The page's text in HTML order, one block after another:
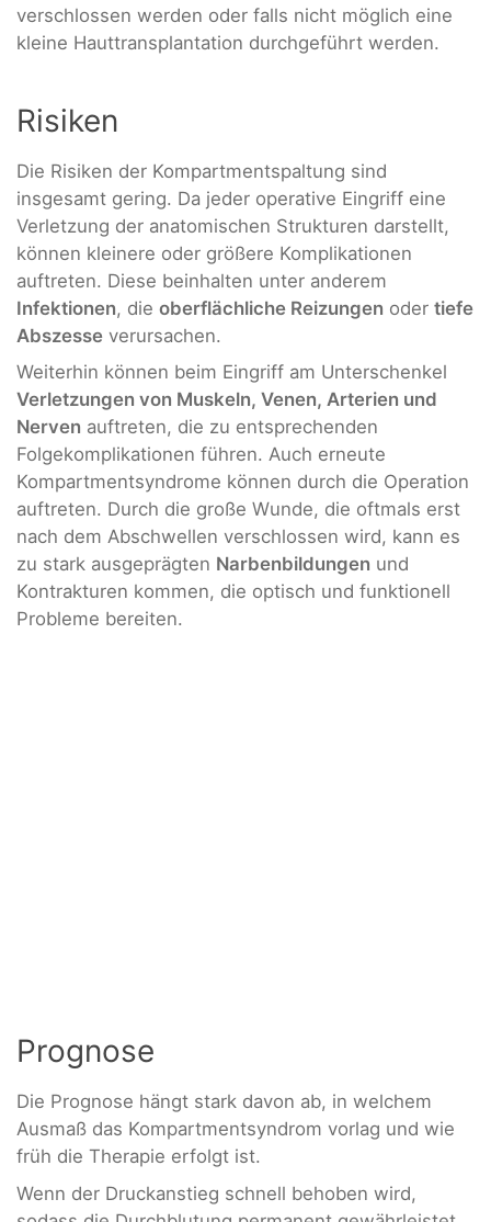
verschlossen werden oder falls nicht möglich eine
kleine Hauttransplantation durchgeführt werden.
Risiken
Die Risiken der Kompartmentspaltung sind
insgesamt gering. Da jeder operative Eingriff eine
Verletzung der anatomischen Strukturen darstellt,
können kleinere oder größere Komplikationen
auftreten. Diese beinhalten unter anderem
Infektionen, die oberflächliche Reizungen oder tiefe
Abszesse verursachen.
Weiterhin können beim Eingriff am Unterschenkel
Verletzungen von Muskeln, Venen, Arterien und
Nerven auftreten, die zu entsprechenden
Folgekomplikationen führen. Auch erneute
Kompartmentsyndrome können durch die Operation
auftreten. Durch die große Wunde, die oftmals erst
nach dem Abschwellen verschlossen wird, kann es
zu stark ausgeprägten Narbenbildungen und
Kontrakturen kommen, die optisch und funktionell
Probleme bereiten.
Prognose
Die Prognose hängt stark davon ab, in welchem
Ausmaß das Kompartmentsyndrom vorlag und wie
früh die Therapie erfolgt ist.
Wenn der Druckanstieg schnell behoben wird,